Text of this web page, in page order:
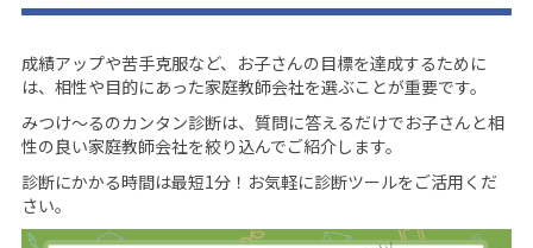
成績アップや苦手克服など、お子さんの目標を達成するために
は、相性や目的にあった家庭教師会社を選ぶことが重要です。
みつけ～るのカンタン診断は、質問に答えるだけでお子さんと相
性の良い家庭教師会社を絞り込んでご紹介します。
診断にかかる時間は最短1分！お気軽に診断ツールをご活用くだ
さい。